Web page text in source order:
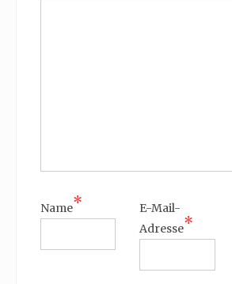
Name*
E-Mail-
Adresse*